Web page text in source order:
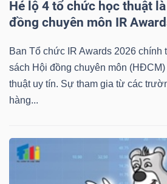
Hé lộ 4 tổ chức học thuật
đồng chuyên môn IR
Ban Tổ chức IR Awards 2026 chính
sách Hội đồng chuyên môn
thuật uy tín. Sự tham gia từ các
hàng...